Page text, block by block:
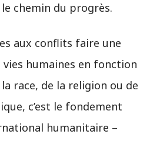
chemin du progrès.
aux conflits faire une
humaines en fonction
race, de la religion ou de
c’est le fondement
humanitaire –